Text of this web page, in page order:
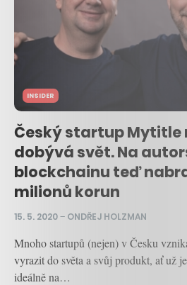
INSIDER
Český startup Mytitle
dobývá svět. Na
blockchainu teď
milionů korun
15. 5. 2020– ONDŘEJ HOLZMAN
Mnoho startupů (nejen) v Česku
vyrazit do světa a svůj produkt, ať už
ideálně na…